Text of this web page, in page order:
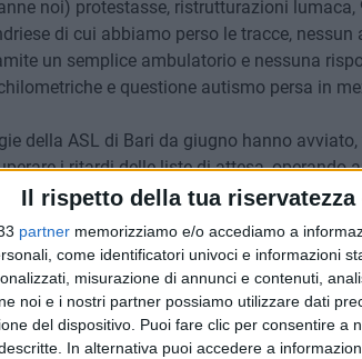
Il rispetto della tua
partner memorizziamo e/o accediamo a
come identificatori univoci e informazioni
misurazione di annunci e contenuti,
noi e i nostri partner possiamo utilizzare dati
del dispositivo. Puoi fare clic per consentire a
In alternativa puoi accedere a
noi) protestasse, ristrutturazioni
di cui abbiamo perso le tracce, nessun
un semplice ambulatorio e nessuna
e questione autismo persa in
della ASL di Bari da giugno hanno
i ritardi delle liste di attesa, operando
ancora un segnale di vita da chi
peccato però che lì non si può curare
sapere l'ultima? Per l'ennesima volta
volta è spuntata l'ennesima carta mancante
di chi ha amministrato, a tutti i livelli, fino
semplicemente votare nuovamente tutti